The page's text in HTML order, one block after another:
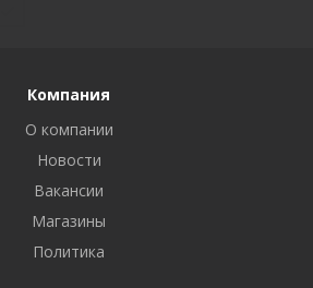
Компания
О компании
Новости
Вакансии
Магазины
Политика